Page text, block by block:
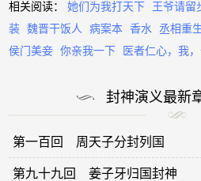
相关阅读：她们为我打天下 王爷请留
装
魏晋干饭人 病案本 香水 丞相重
侯门美妾
你亲我一下 医者仁心，我
封神演义最新
第一百回 周天子分封列国
第九十九回 姜子牙归国封神